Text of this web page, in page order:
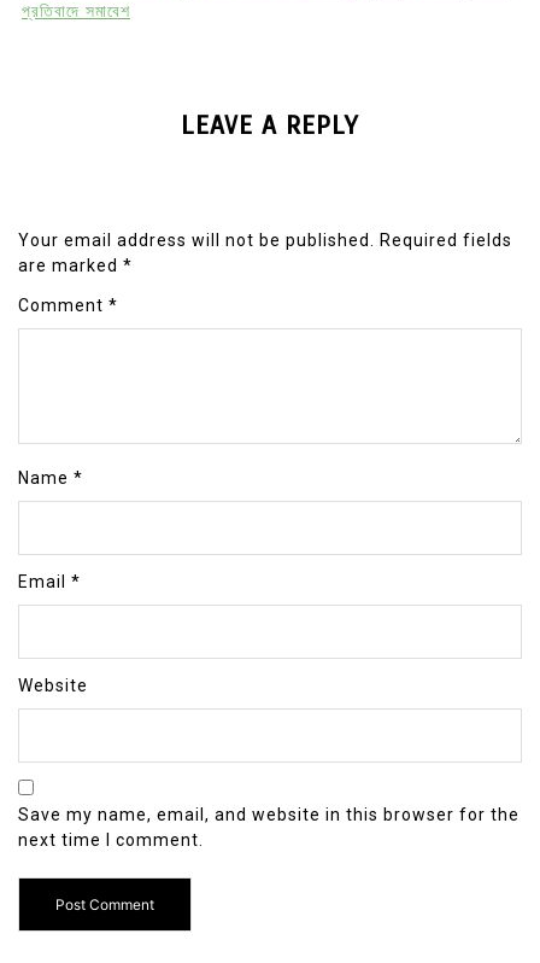
প্রতিবাদে সমাবেশ
LEAVE A REPLY
Your email address will not be published.
Required fields
are marked *
Comment *
Name *
Email *
Website
Save my name, email, and website in this browser for the
next time I comment.